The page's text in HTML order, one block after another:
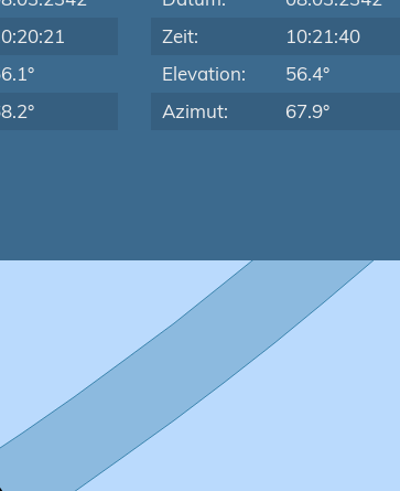
Zeit:
10:21:40
Elevation:
56.4°
Azimut:
67.9°